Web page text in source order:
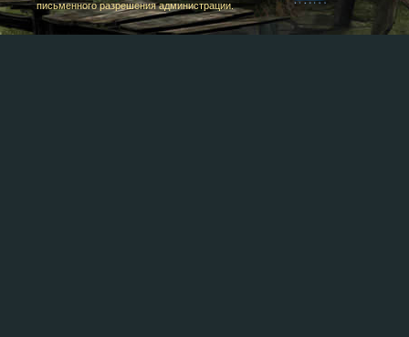
письменного разрешения администрации.